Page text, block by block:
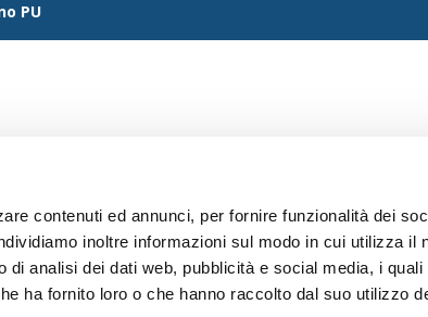
contenuti ed annunci, per fornire funzionalità dei
inoltre informazioni sul modo in cui utilizza il
analisi dei dati web, pubblicità e social media, i quali
ha fornito loro o che hanno raccolto dal suo utilizzo
PU